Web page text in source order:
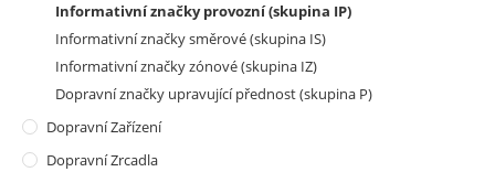
Informativní značky provozní (skupina IP)
Informativní značky směrové (skupina IS)
Informativní značky zónové (skupina IZ)
Dopravní značky upravující přednost (skupina P)
Dopravní Zařízení
Dopravní Zrcadla